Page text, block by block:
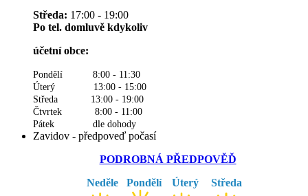
Středa: 17:00 - 19:00
Po tel. domluvě kdykoliv
účetní obce:
Pondělí 8:00 - 11:30
Úterý 13:00 - 15:00
Středa 13:00 - 19:00
Čtvrtek 8:00 - 11:00
Pátek dle dohody
Zavidov - předpoveď počasí
PODROBNÁ PŘEDPOVĚĎ
Neděle
Pondělí Úterý Středa